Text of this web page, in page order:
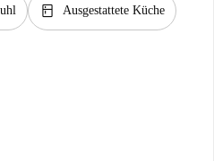
kitchen Ausgestattete Küche